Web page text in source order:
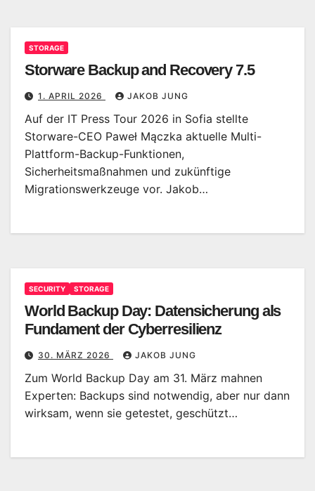
STORAGE
Storware Backup and Recovery 7.5
1. APRIL 2026 JAKOB JUNG
Auf der IT Press Tour 2026 in Sofia stellte
Storware-CEO Paweł Mączka aktuelle Multi-
Plattform-Backup-Funktionen,
Sicherheitsmaßnahmen und zukünftige
Migrationswerkzeuge vor. Jakob…
SECURITY STORAGE
World Backup Day: Datensicherung als
Fundament der Cyberresilienz
30. MÄRZ 2026 JAKOB JUNG
Zum World Backup Day am 31. März mahnen
Experten: Backups sind notwendig, aber nur dann
wirksam, wenn sie getestet, geschützt…